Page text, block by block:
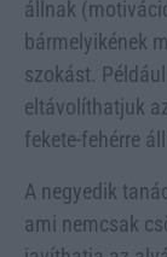
állnak
bármelyikének
szokást.
eltávolíthatjuk
fekete-fehérre
A negyedik
ami nemcsak